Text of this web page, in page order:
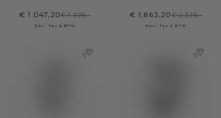
€ 1.047,20€ 1.309,-
Excl. Tax & BTW
€ 1.863,20€ 2.329,-
Excl. Tax & BTW